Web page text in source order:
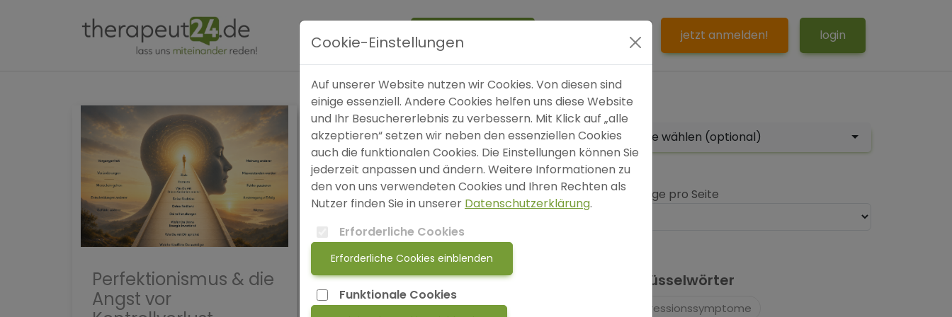
SOS jetzt anmelden! login
Perfektionismus & die
Angst vor
Früherkennung hat
mir nicht die Angst
Autor
bitte wählen (optional)
Einträge pro Seite
Schlüsselwörter
Depressionssymptome
Cookie-Einstellungen
Auf unserer Website nutzen wir Cookies. Von diesen sind
einige essenziell. Andere Cookies helfen uns diese Website
und Ihr Besuchererlebnis zu verbessern. Mit Klick auf „alle
akzeptieren“ setzen wir neben den essenziellen Cookies
auch die funktionalen Cookies. Die Einstellungen können Sie
jederzeit anpassen und ändern. Weitere Informationen zu
den von uns verwendeten Cookies und Ihren Rechten als
Nutzer finden Sie in unserer Datenschutzerklärung.
Erforderliche Cookies
Erforderliche Cookies einblenden
Funktionale Cookies